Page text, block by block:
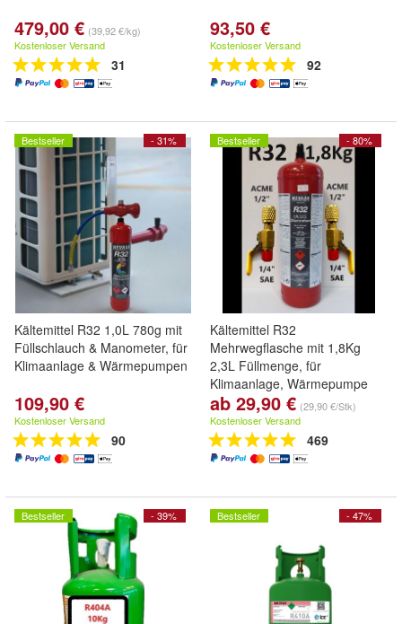
479,00 € (39,92 €/kg)
Kostenloser Versand
31
93,50 €
Kostenloser Versand
92
- 31%
Bestseller
Kältemittel R32 1,0L 780g mit
Füllschlauch & Manometer, für
Klimaanlage & Wärmepumpen
109,90 €
Kostenloser Versand
90
- 80%
Bestseller
Kältemittel R32
Mehrwegflasche mit 1,8Kg
2,3L Füllmenge, für
Klimaanlage, Wärmepumpe
ab 29,90 € (29,90 €/Stk)
Kostenloser Versand
469
- 39%
Bestseller - 47%
Bestseller